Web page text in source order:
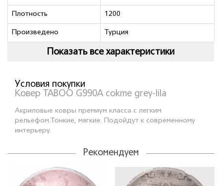
Плотность 1200
Произведено Турция
Показать все характеристики
Условия покупки
Ковер TABOO G990A cokme grey-lila
Акриловые ковры премиум класса с легким
рельефом.Тонкие, мягкие. Подойдут к современному
интерьеру.
Рекомендуем